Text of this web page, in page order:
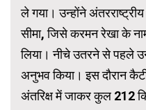
ले गया। उन्होंने अंतरराष्ट्रीय
सीमा, जिसे करमन रेखा के
लिया। नीचे उतरने से पहले
अनुभव किया। इस दौरान
अंतरिक्ष में जाकर कुल 212